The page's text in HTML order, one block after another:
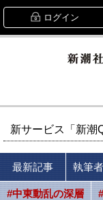
ログイン
新サービス「新潮
最新記事 執筆
#中東動乱の深層